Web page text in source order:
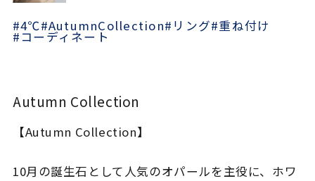
着用シーン
レディース
#4℃#AutumnCollection#リング#重ね付け
#コーディネート
Autumn Collection
【Autumn Collection】
10月の誕生石として人気のオパールを主役に、ホワ